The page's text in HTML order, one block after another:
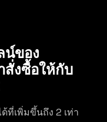
น์ของ
สั่งซื้อให้กับ
ที่เพิ่มขึ้นถึง 2 เท่า